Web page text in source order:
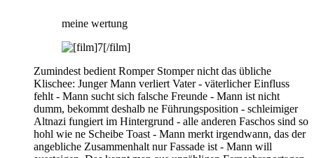
meine wertung
Zumindest bedient Romper Stomper nicht das übliche
Klischee: Junger Mann verliert Vater - väterlicher Einfluss
fehlt - Mann sucht sich falsche Freunde - Mann ist nicht
dumm, bekommt deshalb ne Führungsposition - schleimiger
Altnazi fungiert im Hintergrund - alle anderen Faschos sind so
hohl wie ne Scheibe Toast - Mann merkt irgendwann, das der
angebliche Zusammenhalt nur Fassade ist - Mann will